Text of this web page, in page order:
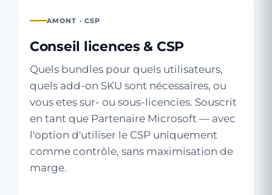
AMONT · CSP
Conseil licences & CSP
Quels bundles pour quels utilisateurs,
quels add-on SKU sont nécessaires, ou
vous etes sur- ou sous-licencies. Souscrit
en tant que Partenaire Microsoft — avec
l'option d'utiliser le CSP uniquement
comme contrôle, sans maximisation de
marge.